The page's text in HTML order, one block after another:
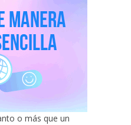
o más que un